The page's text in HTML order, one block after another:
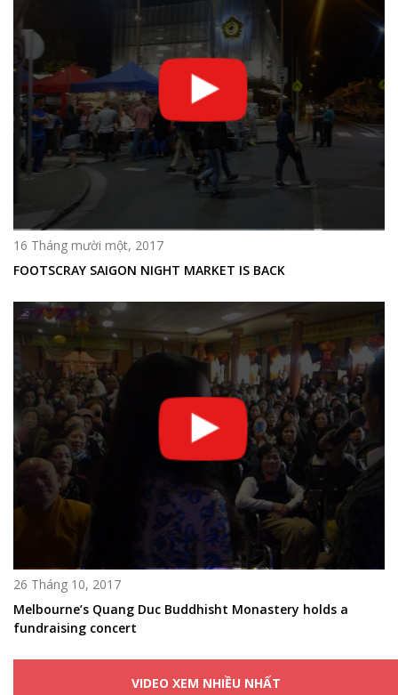
16 Tháng mười một, 2017
FOOTSCRAY SAIGON NIGHT MARKET IS BACK
26 Tháng 10, 2017
Melbourne’s Quang Duc Buddhisht Monastery holds a
fundraising concert
VIDEO XEM NHIỀU NHẤT